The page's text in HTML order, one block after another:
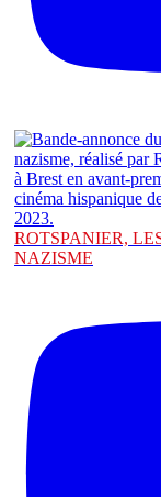
ROTSPANIER,
NAZISME